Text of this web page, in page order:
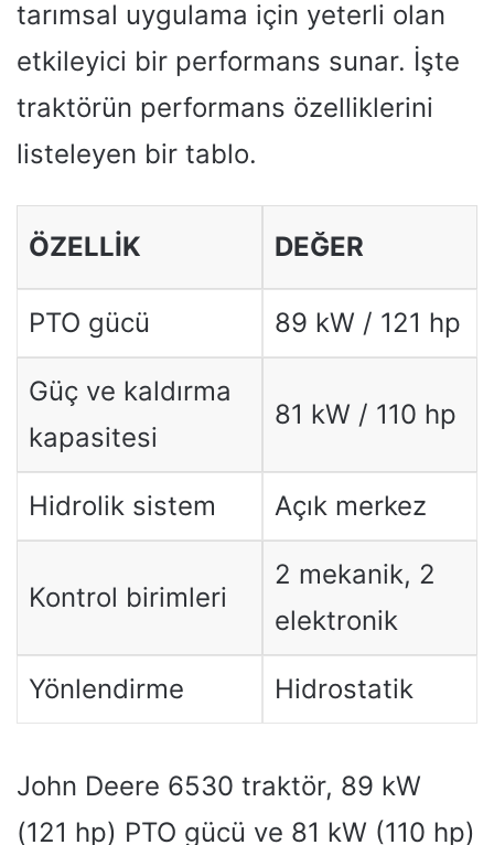
tarımsal uygulama için yeterli olan
etkileyici bir performans sunar. İşte
traktörün performans özelliklerini
listeleyen bir tablo.
ÖZELLIK DEĞER
PTO gücü 89 kW / 121 hp
Güç ve kaldırma
kapasitesi
81 kW / 110 hp
Hidrolik sistem Açık merkez
Kontrol birimleri
2 mekanik, 2
elektronik
Yönlendirme Hidrostatik
John Deere 6530 traktör, 89 kW
(121 hp) PTO gücü ve 81 kW (110 hp)